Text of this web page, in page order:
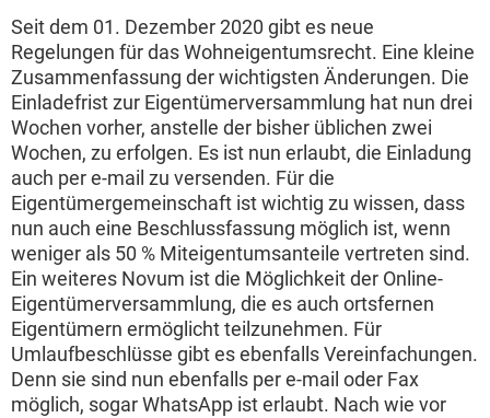
Seit dem 01. Dezember 2020 gibt es neue
Regelungen für das Wohneigentumsrecht. Eine kleine
Zusammenfassung der wichtigsten Änderungen. Die
Einladefrist zur Eigentümerversammlung hat nun drei
Wochen vorher, anstelle der bisher üblichen zwei
Wochen, zu erfolgen. Es ist nun erlaubt, die Einladung
auch per e-mail zu versenden. Für die
Eigentümergemeinschaft ist wichtig zu wissen, dass
nun auch eine Beschlussfassung möglich ist, wenn
weniger als 50 % Miteigentumsanteile vertreten sind.
Ein weiteres Novum ist die Möglichkeit der Online-
Eigentümerversammlung, die es auch ortsfernen
Eigentümern ermöglicht teilzunehmen. Für
Umlaufbeschlüsse gibt es ebenfalls Vereinfachungen.
Denn sie sind nun ebenfalls per e-mail oder Fax
möglich, sogar WhatsApp ist erlaubt. Nach wie vor